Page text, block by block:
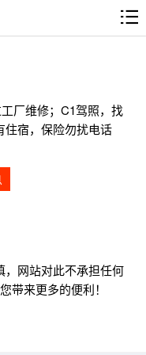
厂维修；C1驾照，找
住宿，保险勿扰电话
，网站对此不承担任何
带来更多的便利！